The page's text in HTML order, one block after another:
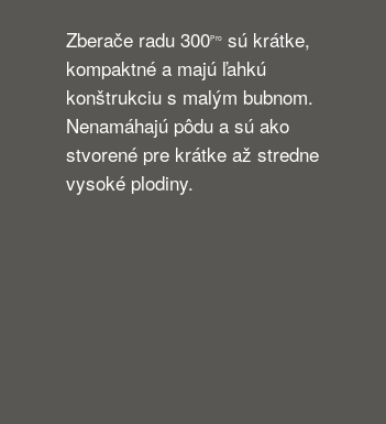
Zberače radu 300Pro sú krátke,
kompaktné a majú ľahkú
konštrukciu s malým bubnom.
Nenamáhajú pôdu a sú ako
stvorené pre krátke až stredne
vysoké plodiny.